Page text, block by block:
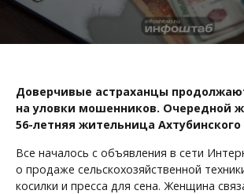
Доверчивые астраханцы
на уловки мошенников. Очередной
56-летняя жительница Ахтубинского
Все началось с объявления в сети
о продаже сельскохозяйственной
косилки и пресса для сена. Женщина